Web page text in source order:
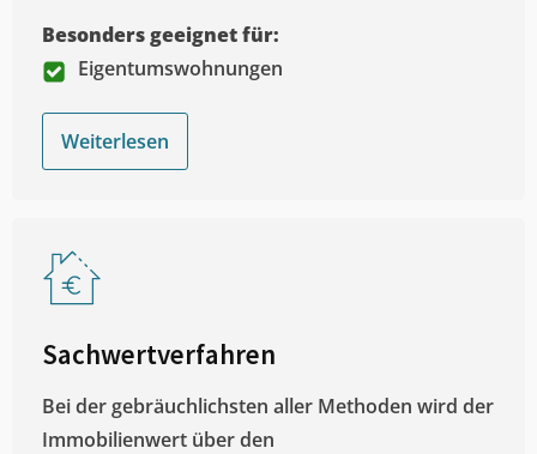
Besonders geeignet für:
Eigentumswohnungen
Weiterlesen
Sachwertverfahren
Bei der gebräuchlichsten aller Methoden wird der
Immobilienwert über den